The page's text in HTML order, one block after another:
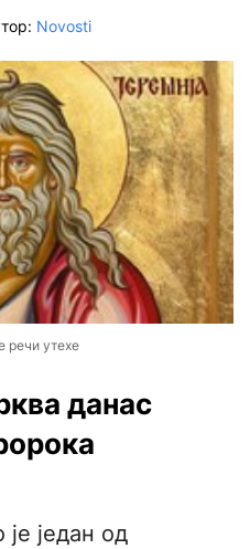
Novosti
речи утехе
данас
један од